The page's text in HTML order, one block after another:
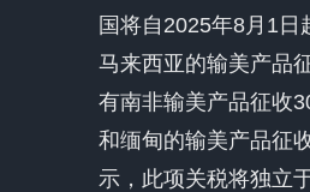
国将自2025年8月1日
马来西亚的输美产品
有南非输美产品征收
和缅甸的输美产品征
示，此项关税将独立